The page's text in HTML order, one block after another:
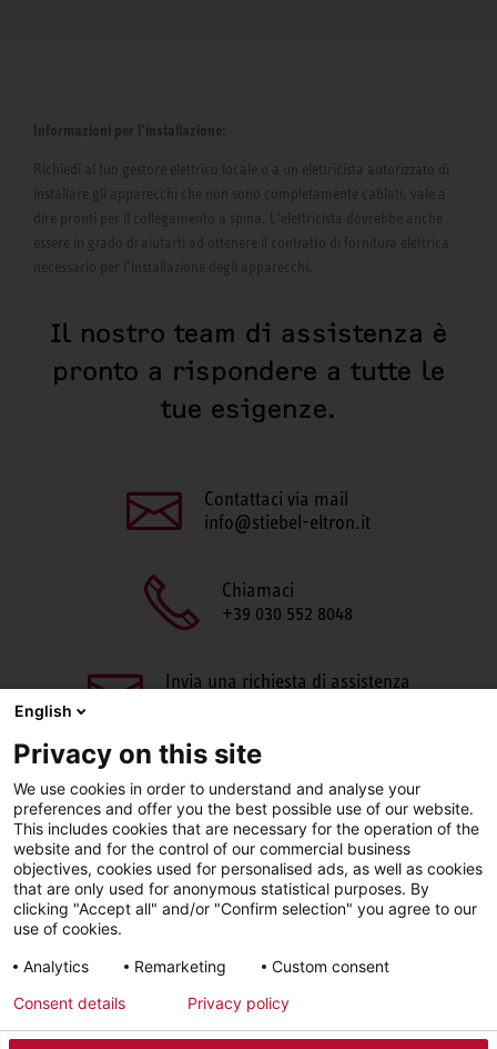
Informazioni per l’installazione:
Richiedi al tuo gestore elettrico locale o a un elettricista autorizzato di
installare gli apparecchi che non sono completamente cablati, vale a
dire pronti per il collegamento a spina. L’elettricista dovrebbe anche
essere in grado di aiutarti ad ottenere il contratto di fornitura elettrica
necessario per l’installazione degli apparecchi.
Il nostro team di assistenza è
pronto a rispondere a tutte le
tue esigenze.
Contattaci via mail
info@stiebel-eltron.it
Chiamaci
+39 030 552 8048
Invia una richiesta di assistenza
Sigla editoriale Informativa sulla privacy
Facebook LinkedIn Instagram
English
Privacy on this site
We use cookies in order to understand and analyse your
preferences and offer you the best possible use of our website.
This includes cookies that are necessary for the operation of the
website and for the control of our commercial business
objectives, cookies used for personalised ads, as well as cookies
that are only used for anonymous statistical purposes. By
clicking "Accept all" and/or "Confirm selection" you agree to our
use of cookies.
Analytics
Remarketing Custom consent
Consent details Privacy policy